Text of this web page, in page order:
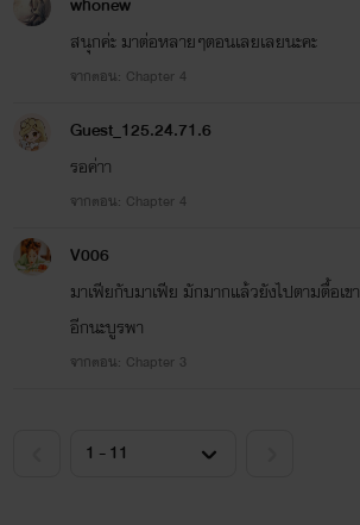
สนุกค่ะ มาต่อหลายๆตอนเลยเลยนะคะ
จากตอน: Chapter 4
Guest_125.24.71.6
รอค่าา
จากตอน: Chapter 4
V006
มาเฟียกับมาเฟีย มักมากแล้วยังไปตามตื้อเขา
อีกนะบูรพา
จากตอน: Chapter 3